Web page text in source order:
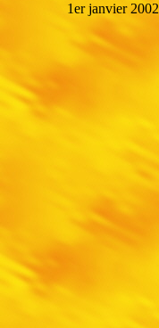
1er janvier 2002